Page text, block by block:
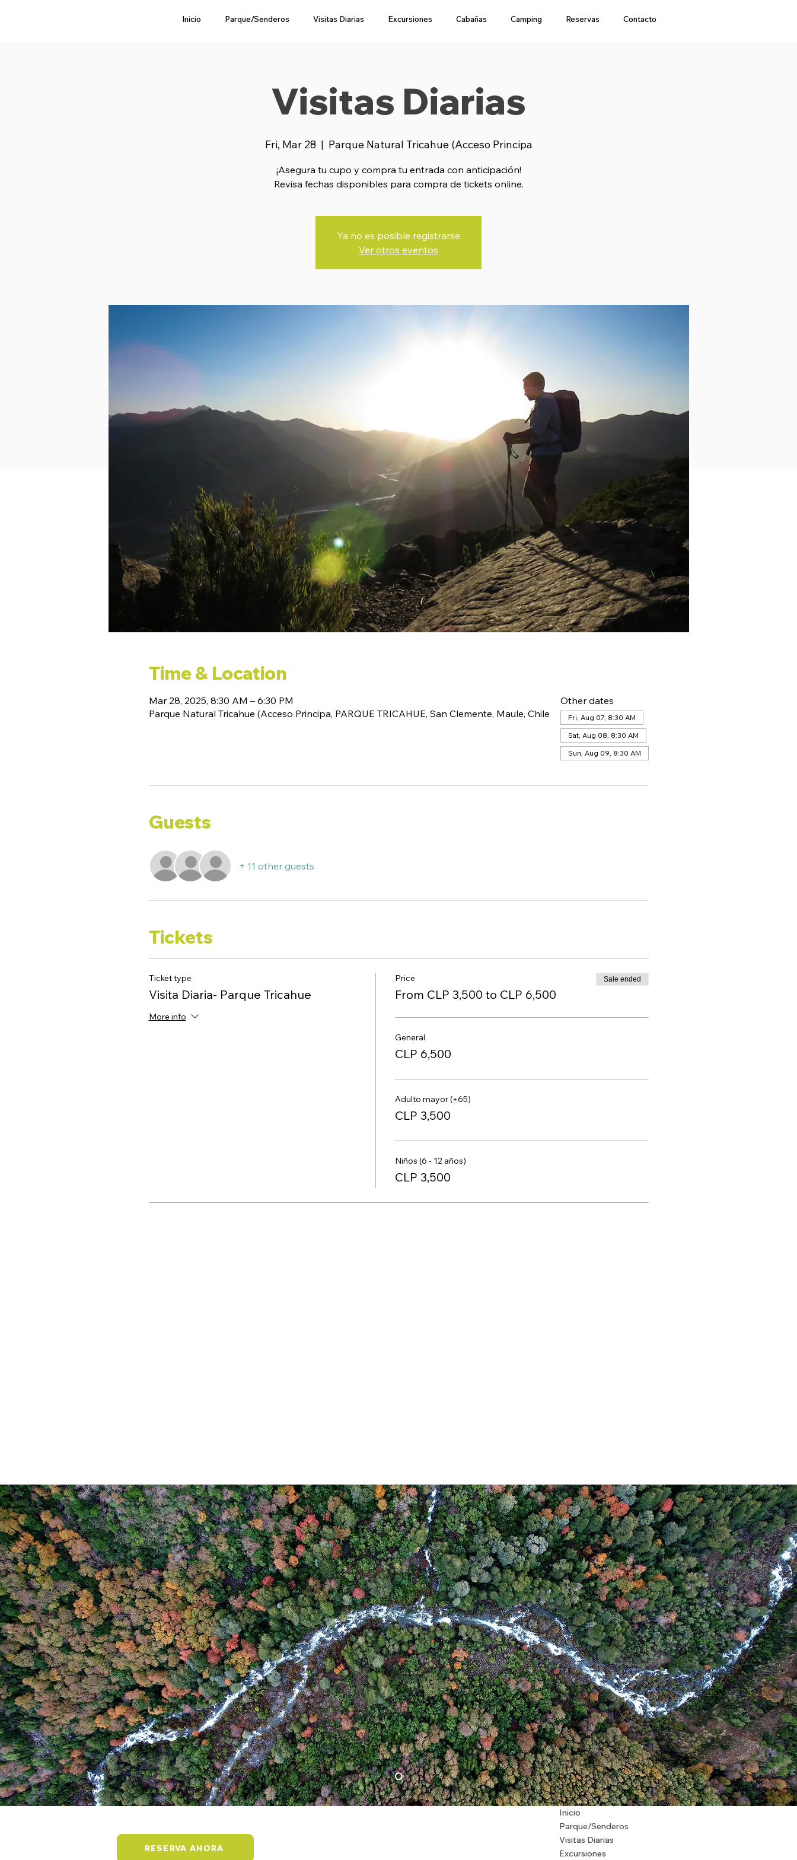
Inicio Parque/Senderos Visitas Diarias Excursiones Cabañas Camping Reservas Contacto
Visitas Diarias
Fri, Mar 28
  |
Parque Natural Tricahue (Acceso Principa
¡Asegura tu cupo y compra tu entrada con anticipación!
Revisa fechas disponibles para compra de tickets online.
Ya no es posible registrarse
Ver otros eventos
Time & Location
Mar 28, 2025, 8:30 AM – 6:30 PM
Parque Natural Tricahue (Acceso Principa, PARQUE TRICAHUE, San Clemente, Maule, Chile
Other dates
Fri, Aug 07, 8:30 AM
Sat, Aug 08, 8:30 AM
Sun, Aug 09, 8:30 AM
Guests
+ 11 other guests
Tickets
Ticket type
Visita Diaria- Parque Tricahue
More info
Price
From CLP 3,500 to CLP 6,500
Sale ended
General
CLP 6,500
Adulto mayor (+65)
CLP 3,500
Niños (6 - 12 años)
CLP 3,500
RESERVA AHORA
Inicio
Parque/Senderos
Visitas Diarias
Excursiones